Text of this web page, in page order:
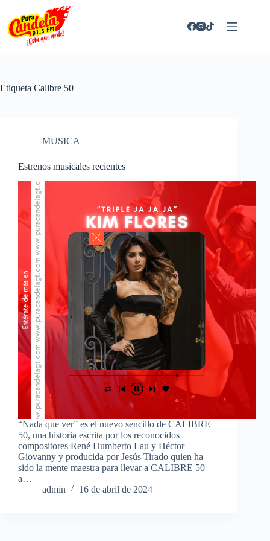
contenido
Etiqueta Calibre 50
MUSICA
Estrenos musicales recientes
“Nada que ver” es el nuevo sencillo de CALIBRE
50, una historia escrita por los reconocidos
compositores René Humberto Lau y Héctor
Giovanny y producida por Jesús Tirado quien ha
sido la mente maestra para llevar a CALIBRE 50
a…
admin
16 de abril de 2024